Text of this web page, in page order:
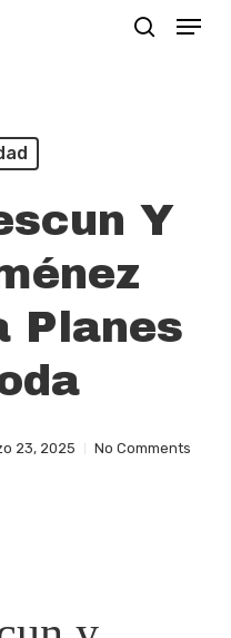
Menu
Y
Planes
23, 2025 No Comments